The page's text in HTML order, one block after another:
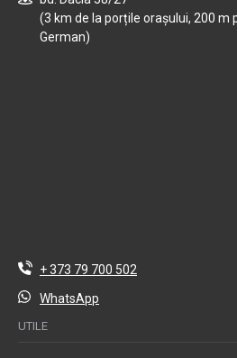
(3 km de la porțile orașului, 200 m
German)
+ 373 79 700 502
WhatsApp
UTILE